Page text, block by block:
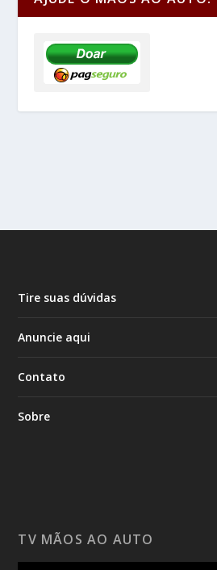
Tire suas dúvidas
Anuncie aqui
Contato
Sobre
TV MÃOS AO AUTO